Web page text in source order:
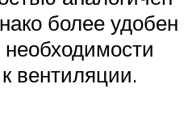
более удобен
необходимости
вентиляции.